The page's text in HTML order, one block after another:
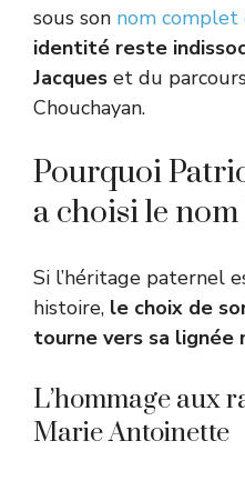
sous son nom complet
identité reste
Jacques et du
Chouchayan.
Pourquoi
a choisi le
Si l’héritage paternel
histoire, le choix de
tourne vers sa
L’hommage aux
Marie Antoinette